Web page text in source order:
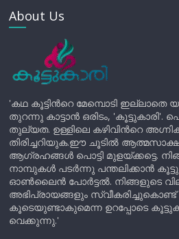
About Us
'കഥ കൂട്ടിന്‍റെ മേമ്പൊടി ഇല്ലാതെ
തുറന്നു കാട്ടാൻ ഒരിടം,
തുല്യത. ഉള്ളിലെ കഴിവിന്‍റെ
തിരിച്ചറിയുക.ഈ ചൂടിൽ
ആഗ്രഹങ്ങൾ പൊട്ടി മുളയ്ക്കട്ടെ.
നാമ്പുകൾ പടർന്നു പന്തലിക്കാൻ
ഓൺലൈൻ പോർട്ടൽ. നിങ്ങളുടെ
അഭിപ്രായങ്ങളും
കൂടെയുണ്ടാകുമെന്ന ഉറപ്പോടെ
വെക്കുന്നു.'